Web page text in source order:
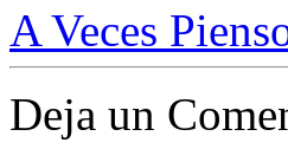
A Veces
Deja un